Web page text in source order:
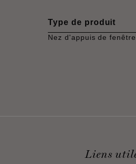
Type de produit
Nez d'appuis de
Liens